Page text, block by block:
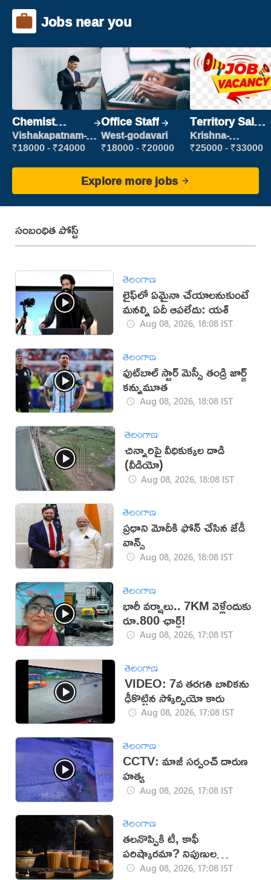
Jobs near you
Chemist
Production
Executive
Vishakapatnam-
new
₹18000 - ₹24000
Office Staff
West-godavari
₹18000 - ₹20000
Territory Sales
Manager
Krishna-
vijayawada
₹25000 - ₹33000
Explore more jobs
సంబంధిత పోస్ట్
తెలంగాణ
లైఫ్‌లో ఏమైనా చేయాలనుకుంటే
మనల్ని ఏదీ ఆపలేదు: యశ్
Aug 08, 2026, 18:08 IST
తెలంగాణ
ఫుట్‌బాల్ స్టార్ మెస్సీ తండ్రి జార్జ్
కన్నుమూత
Aug 08, 2026, 18:08 IST
తెలంగాణ
చిన్నారిపై వీధికుక్కల దాడి
(వీడియో)
Aug 08, 2026, 18:08 IST
తెలంగాణ
ప్రధాని మోదీకి ఫోన్ చేసిన జేడీ
వాన్స్
Aug 08, 2026, 18:08 IST
తెలంగాణ
భారీ వర్షాలు.. 7KM వెళ్లేందుకు
రూ.800 ఛార్జ్!
Aug 08, 2026, 17:08 IST
తెలంగాణ
VIDEO: 7వ తరగతి బాలికను
ఢీకొట్టిన స్కోర్పియో కారు
Aug 08, 2026, 17:08 IST
తెలంగాణ
CCTV: మాజీ సర్పంచ్ దారుణ
హత్య
Aug 08, 2026, 17:08 IST
తెలంగాణ
తలనొప్పికి టీ, కాఫీ
పరిష్కారమా? నిపుణుల
సూచనలు ఇవే!
Aug 08, 2026, 17:08 IST